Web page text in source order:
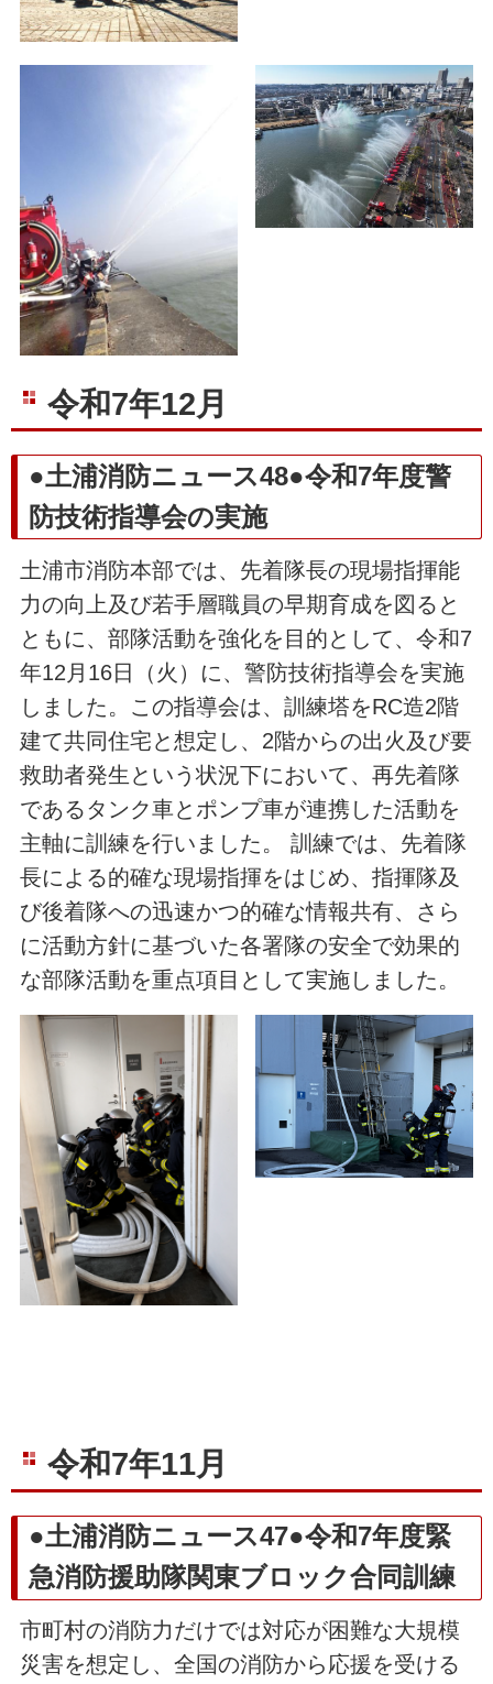
令和7年12月
●土浦消防ニュース48●令和7年度警
防技術指導会の実施
土浦市消防本部では、先着隊長の現場指揮能
力の向上及び若手層職員の早期育成を図ると
ともに、部隊活動を強化を目的として、令和7
年12月16日（火）に、警防技術指導会を実施
しました。この指導会は、訓練塔をRC造2階
建て共同住宅と想定し、2階からの出火及び要
救助者発生という状況下において、再先着隊
であるタンク車とポンプ車が連携した活動を
主軸に訓練を行いました。 訓練では、先着隊
長による的確な現場指揮をはじめ、指揮隊及
び後着隊への迅速かつ的確な情報共有、さら
に活動方針に基づいた各署隊の安全で効果的
な部隊活動を重点項目として実施しました。
令和7年11月
●土浦消防ニュース47●令和7年度緊
急消防援助隊関東ブロック合同訓練
市町村の消防力だけでは対応が困難な大規模
災害を想定し、全国の消防から応援を受ける